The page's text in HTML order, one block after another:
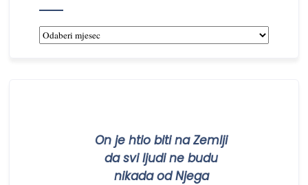
Arhiva
On je htio biti na Zemlji
da svi ljudi ne budu
nikada od Njega